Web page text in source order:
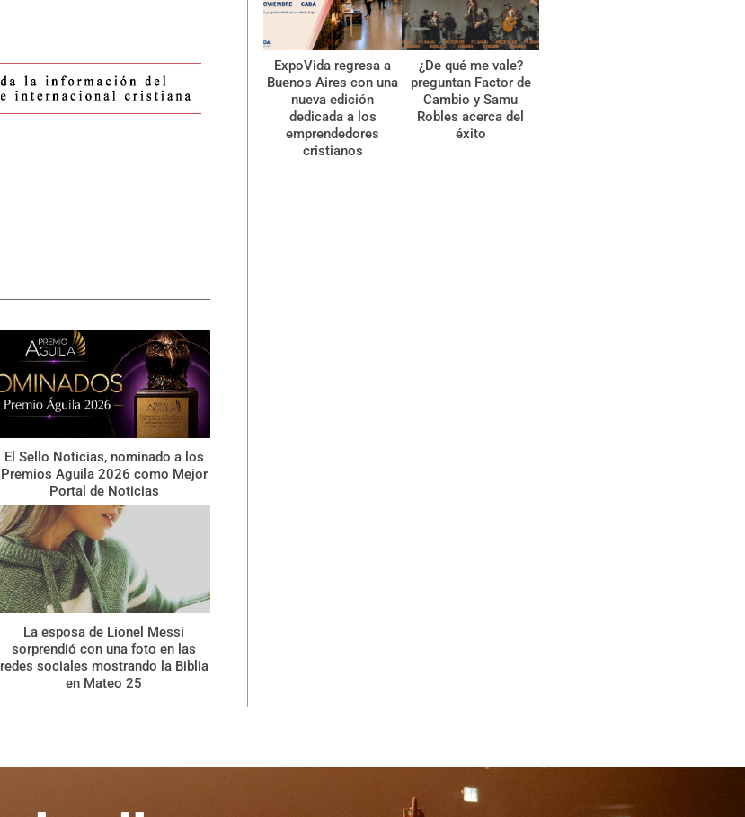
El Sello Noticias, nominado a los
Premios Aguila 2026 como Mejor
Portal de Noticias
La esposa de Lionel Messi
sorprendió con una foto en las
redes sociales mostrando la Biblia
en Mateo 25
ExpoVida regresa a
Buenos Aires con una
nueva edición
dedicada a los
emprendedores
cristianos
¿De qué me vale?
preguntan Factor de
Cambio y Samu
Robles acerca del
éxito